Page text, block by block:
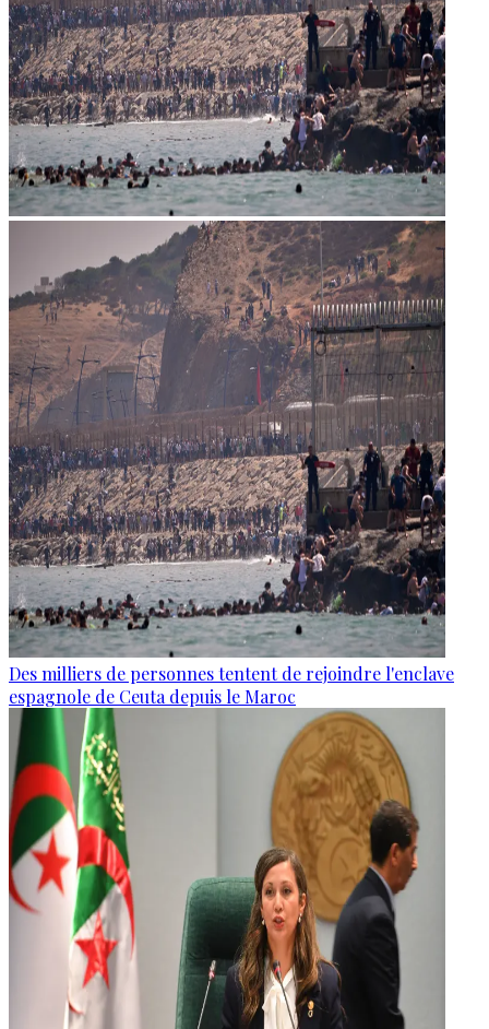
Des milliers de personnes tentent de rejoindre l'enclave
espagnole de Ceuta depuis le Maroc